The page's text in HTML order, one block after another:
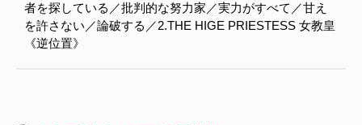
者を探している／批判的な努力家／実力がすべて／甘え
を許さない／論破する／2.THE HIGE PRIESTESS 女教皇
《逆位置》